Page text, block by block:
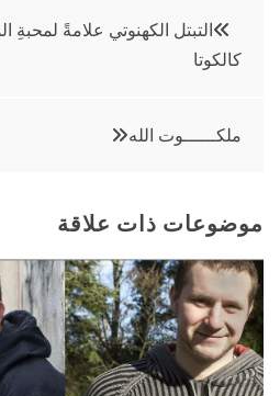
تصفّح
المقالات
التبتل الكهنوتي علامةً لمحبةِ
كالكوتا
ملكــــــوت الله
موضوعات ذات علاقة